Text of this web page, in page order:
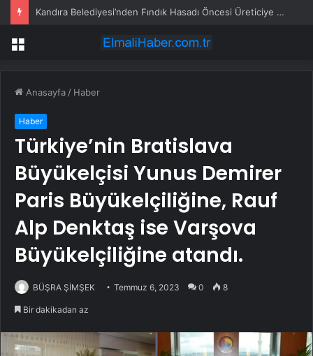
Kandıra Belediyesi’nden Fındık Hasadı Öncesi Üreticiye Yol Desteği
Menü
Anasayfa / Haber
Haber
Türkiye’nin Bratislava
Büyükelçisi Yunus Demirer
Paris Büyükelçiliğine, Rauf
Alp Denktaş ise Varşova
Büyükelçiliğine atandı.
BÜŞRA ŞİMŞEK Temmuz 6, 2023 0 8
Bir dakikadan az